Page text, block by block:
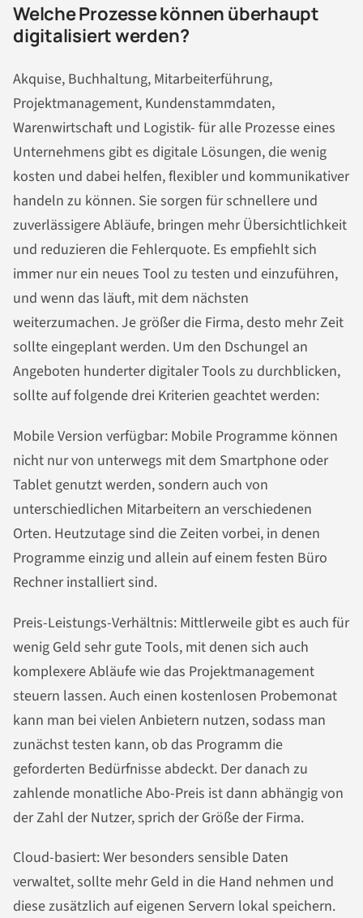
Welche Prozesse können überhaupt
digitalisiert werden?
Akquise, Buchhaltung, Mitarbeiterführung,
Projektmanagement, Kundenstammdaten,
Warenwirtschaft und Logistik- für alle Prozesse eines
Unternehmens gibt es digitale Lösungen, die wenig
kosten und dabei helfen, flexibler und kommunikativer
handeln zu können. Sie sorgen für schnellere und
zuverlässigere Abläufe, bringen mehr Übersichtlichkeit
und reduzieren die Fehlerquote. Es empfiehlt sich
immer nur ein neues Tool zu testen und einzuführen,
und wenn das läuft, mit dem nächsten
weiterzumachen. Je größer die Firma, desto mehr Zeit
sollte eingeplant werden. Um den Dschungel an
Angeboten hunderter digitaler Tools zu durchblicken,
sollte auf folgende drei Kriterien geachtet werden:
Mobile Version verfügbar: Mobile Programme können
nicht nur von unterwegs mit dem Smartphone oder
Tablet genutzt werden, sondern auch von
unterschiedlichen Mitarbeitern an verschiedenen
Orten. Heutzutage sind die Zeiten vorbei, in denen
Programme einzig und allein auf einem festen Büro
Rechner installiert sind.
Preis-Leistungs-Verhältnis: Mittlerweile gibt es auch für
wenig Geld sehr gute Tools, mit denen sich auch
komplexere Abläufe wie das Projektmanagement
steuern lassen. Auch einen kostenlosen Probemonat
kann man bei vielen Anbietern nutzen, sodass man
zunächst testen kann, ob das Programm die
geforderten Bedürfnisse abdeckt. Der danach zu
zahlende monatliche Abo-Preis ist dann abhängig von
der Zahl der Nutzer, sprich der Größe der Firma.
Cloud-basiert: Wer besonders sensible Daten
verwaltet, sollte mehr Geld in die Hand nehmen und
diese zusätzlich auf eigenen Servern lokal speichern.